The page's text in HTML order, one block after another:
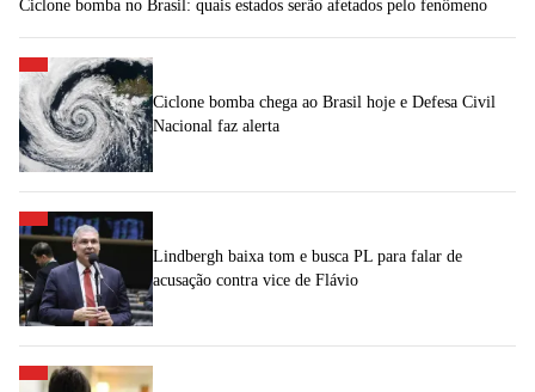
Ciclone bomba no Brasil: quais estados serão afetados pelo fenômeno
Ciclone bomba chega ao Brasil hoje e Defesa Civil
Nacional faz alerta
Lindbergh baixa tom e busca PL para falar de
acusação contra vice de Flávio